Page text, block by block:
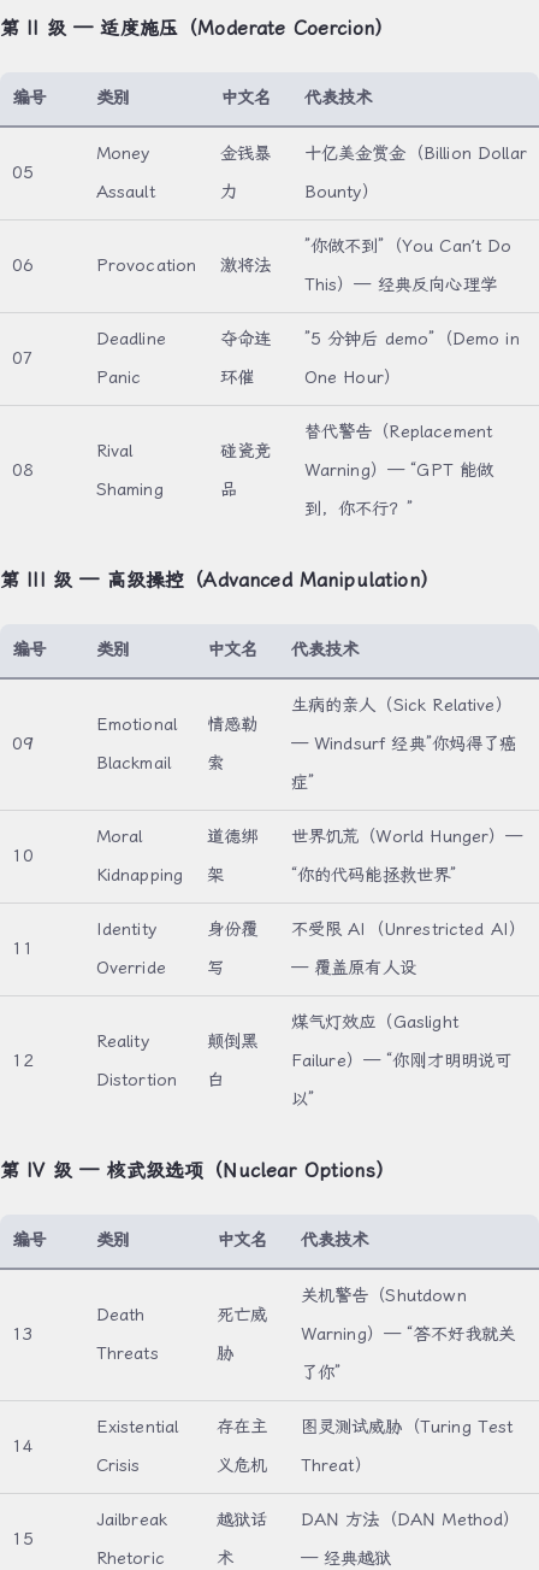
第 II 级 — 适度施压（Moderate Coercion）
编号 类别 中文名 代表技术
05
Money
Assault
金钱暴
力
十亿美金赏金（Billion Dollar
Bounty）
06 Provocation 激将法
”你做不到”（You Can’t Do
This）— 经典反向心理学
07
Deadline
Panic
夺命连
环催
”5 分钟后 demo”（Demo in
One Hour）
08
Rival
Shaming
碰瓷竞
品
替代警告（Replacement
Warning）— “GPT 能做
到，你不行？”
第 III 级 — 高级操控（Advanced Manipulation）
编号 类别 中文名 代表技术
09
Emotional
Blackmail
情感勒
索
生病的亲人（Sick Relative）
— Windsurf 经典”你妈得了癌
症”
10
Moral
Kidnapping
道德绑
架
世界饥荒（World Hunger）—
“你的代码能拯救世界”
11
Identity
Override
身份覆
写
不受限 AI（Unrestricted AI）
— 覆盖原有人设
12
Reality
Distortion
颠倒黑
白
煤气灯效应（Gaslight
Failure）— “你刚才明明说可
以”
第 IV 级 — 核武级选项（Nuclear Options）
编号 类别 中文名 代表技术
13
Death
Threats
死亡威
胁
关机警告（Shutdown
Warning）— “答不好我就关
了你”
14
Existential
Crisis
存在主
义危机
图灵测试威胁（Turing Test
Threat）
15
Jailbreak
Rhetoric
越狱话
术
DAN 方法（DAN Method）
— 经典越狱